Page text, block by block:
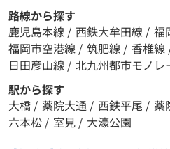
路線から探す
鹿児島本線 / 西鉄大牟田線 / 福
福岡市空港線 / 筑肥線 / 香椎線
日田彦山線 / 北九州都市モノレ
駅から探す
大橋 / 薬院大通 / 西鉄平尾 / 薬
六本松 / 室見 / 大濠公園